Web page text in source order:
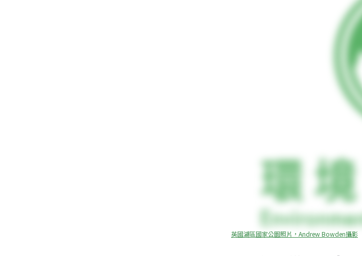
英國湖區國家公園照片，Andrew Bowden攝影